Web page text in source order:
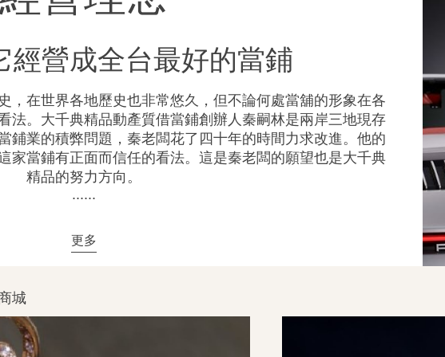
經營成全台最好的當鋪
，在世界各地歷史也非常悠久，但不論何處當舖的形象在各
法。大千典精品動產質借當鋪創辦人秦嗣林是兩岸三地現存
鋪業的積弊問題，秦老闆花了四十年的時間力求改進。他的
家當鋪有正面而信任的看法。這是秦老闆的願望也是大千典
精品的努力方向。
......
更多
城